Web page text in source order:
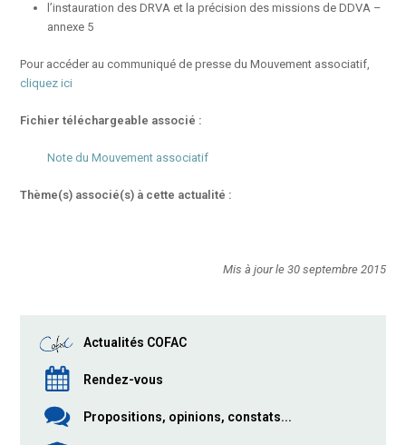
l’instauration des DRVA et la précision des missions de DDVA –
annexe 5
Pour accéder au communiqué de presse du Mouvement associatif,
cliquez ici
Fichier téléchargeable associé :
Note du Mouvement associatif
Thème(s) associé(s) à cette actualité :
Mis à jour le 30 septembre 2015
Actualités COFAC
Rendez-vous
Propositions, opinions, constats...